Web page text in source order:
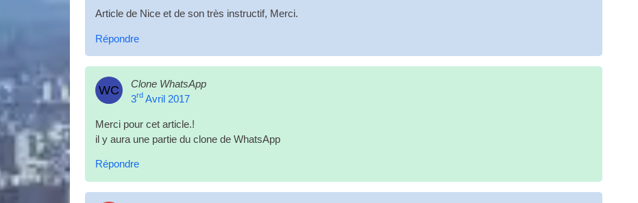
Article de Nice et de son très instructif, Merci.
Répondre
WC
Clone WhatsApp
3rdAvril 2017
Merci pour cet article.!
il y aura une partie du clone de WhatsApp
Répondre